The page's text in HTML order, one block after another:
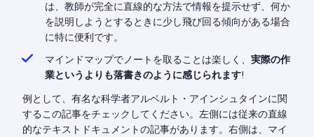
は、教師が完全に直線的な方法で情報を提示せず、何か
を説明しようとするときに少し飛び回る傾向がある場合
に特に便利です。
マインドマップでノートを取ることは楽しく、 実際の作
業というよりも落書きのように感じられます!
例として、有名な科学者アルベルト・アインシュタインに関
するこの記事をチェックしてください。左側には従来の直線
的なテキストドキュメントの記事があります。右側は、マイ